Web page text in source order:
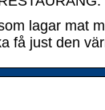
lagar mat
få just den